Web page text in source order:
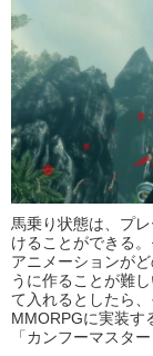
馬乗り状態は、プ
けることができる
アニメーションが
うに作ることが難
て入れるとしたら
MMORPGに実装す
「カンフーマスタ